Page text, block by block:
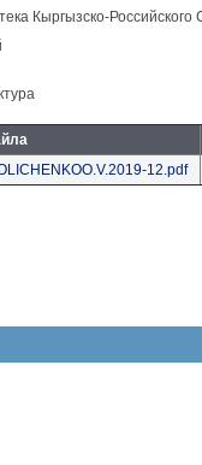
Кыргызско-
12.pdf